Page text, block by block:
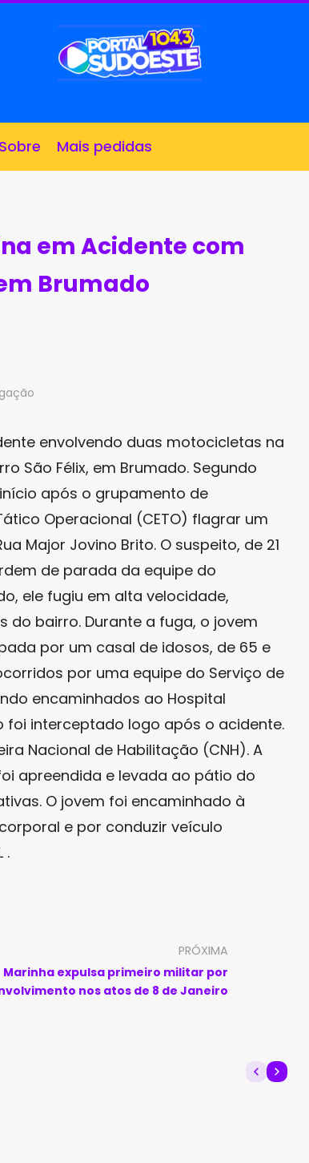
Sobre Mais pedidas
em Acidente com
Brumado
envolvendo duas motocicletas na
São Félix, em Brumado. Segundo
após o grupamento de
Operacional (CETO) flagrar um
Major Jovino Brito. O suspeito, de 21
de parada da equipe do
ele fugiu em alta velocidade,
do bairro. Durante a fuga, o jovem
por um casal de idosos, de 65 e
por uma equipe do Serviço de
encaminhados ao Hospital
foi interceptado logo após o acidente.
Nacional de Habilitação (CNH). A
apreendida e levada ao pátio do
O jovem foi encaminhado à
e por conduzir veículo
.
PRÓXIMA
Marinha expulsa primeiro militar por
nos atos de 8 de Janeiro